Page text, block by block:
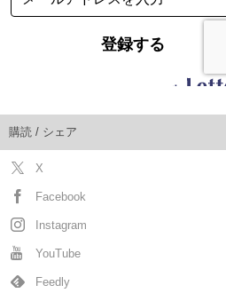
購読 / シェア
X
Facebook
Instagram
YouTube
Feedly